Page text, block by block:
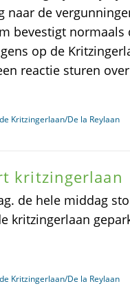
naar de
bevestigt normaals
op de
reactie sturen
Kritzingerlaan/De la Reylaan
kritzingerlaan
de hele middag
kritzingerlaan
Kritzingerlaan/De la Reylaan